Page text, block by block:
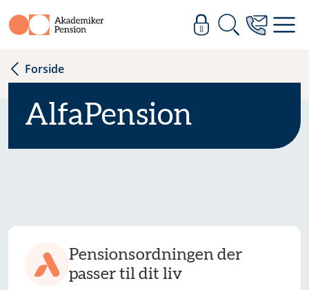
Forside
AlfaPension
Pensionsordningen der
passer til dit liv